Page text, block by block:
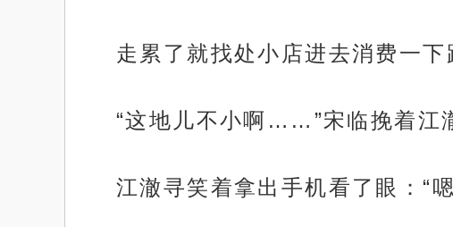
走累了就找处小店进去消费一
“这地儿不小啊……”宋临挽着江
江澈寻笑着拿出手机看了眼：“